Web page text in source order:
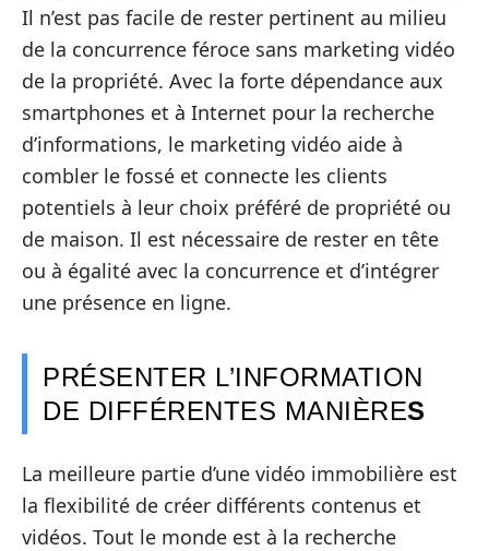
Il n’est pas facile de rester pertinent au milieu
de la concurrence féroce sans marketing vidéo
de la propriété. Avec la forte dépendance aux
smartphones et à Internet pour la recherche
d’informations, le marketing vidéo aide à
combler le fossé et connecte les clients
potentiels à leur choix préféré de propriété ou
de maison. Il est nécessaire de rester en tête
ou à égalité avec la concurrence et d’intégrer
une présence en ligne.
PRÉSENTER L’INFORMATION
DE DIFFÉRENTES MANIÈRES
La meilleure partie d’une vidéo immobilière est
la flexibilité de créer différents contenus et
vidéos. Tout le monde est à la recherche